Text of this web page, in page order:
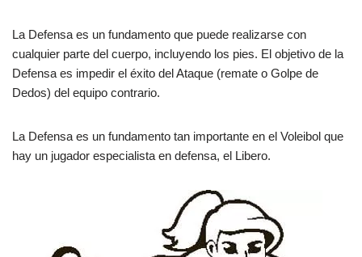
La Defensa es un fundamento que puede realizarse con
cualquier parte del cuerpo, incluyendo los pies. El objetivo de la
Defensa es impedir el éxito del Ataque (remate o Golpe de
Dedos) del equipo contrario.
La Defensa es un fundamento tan importante en el Voleibol que
hay un jugador especialista en defensa, el Libero.